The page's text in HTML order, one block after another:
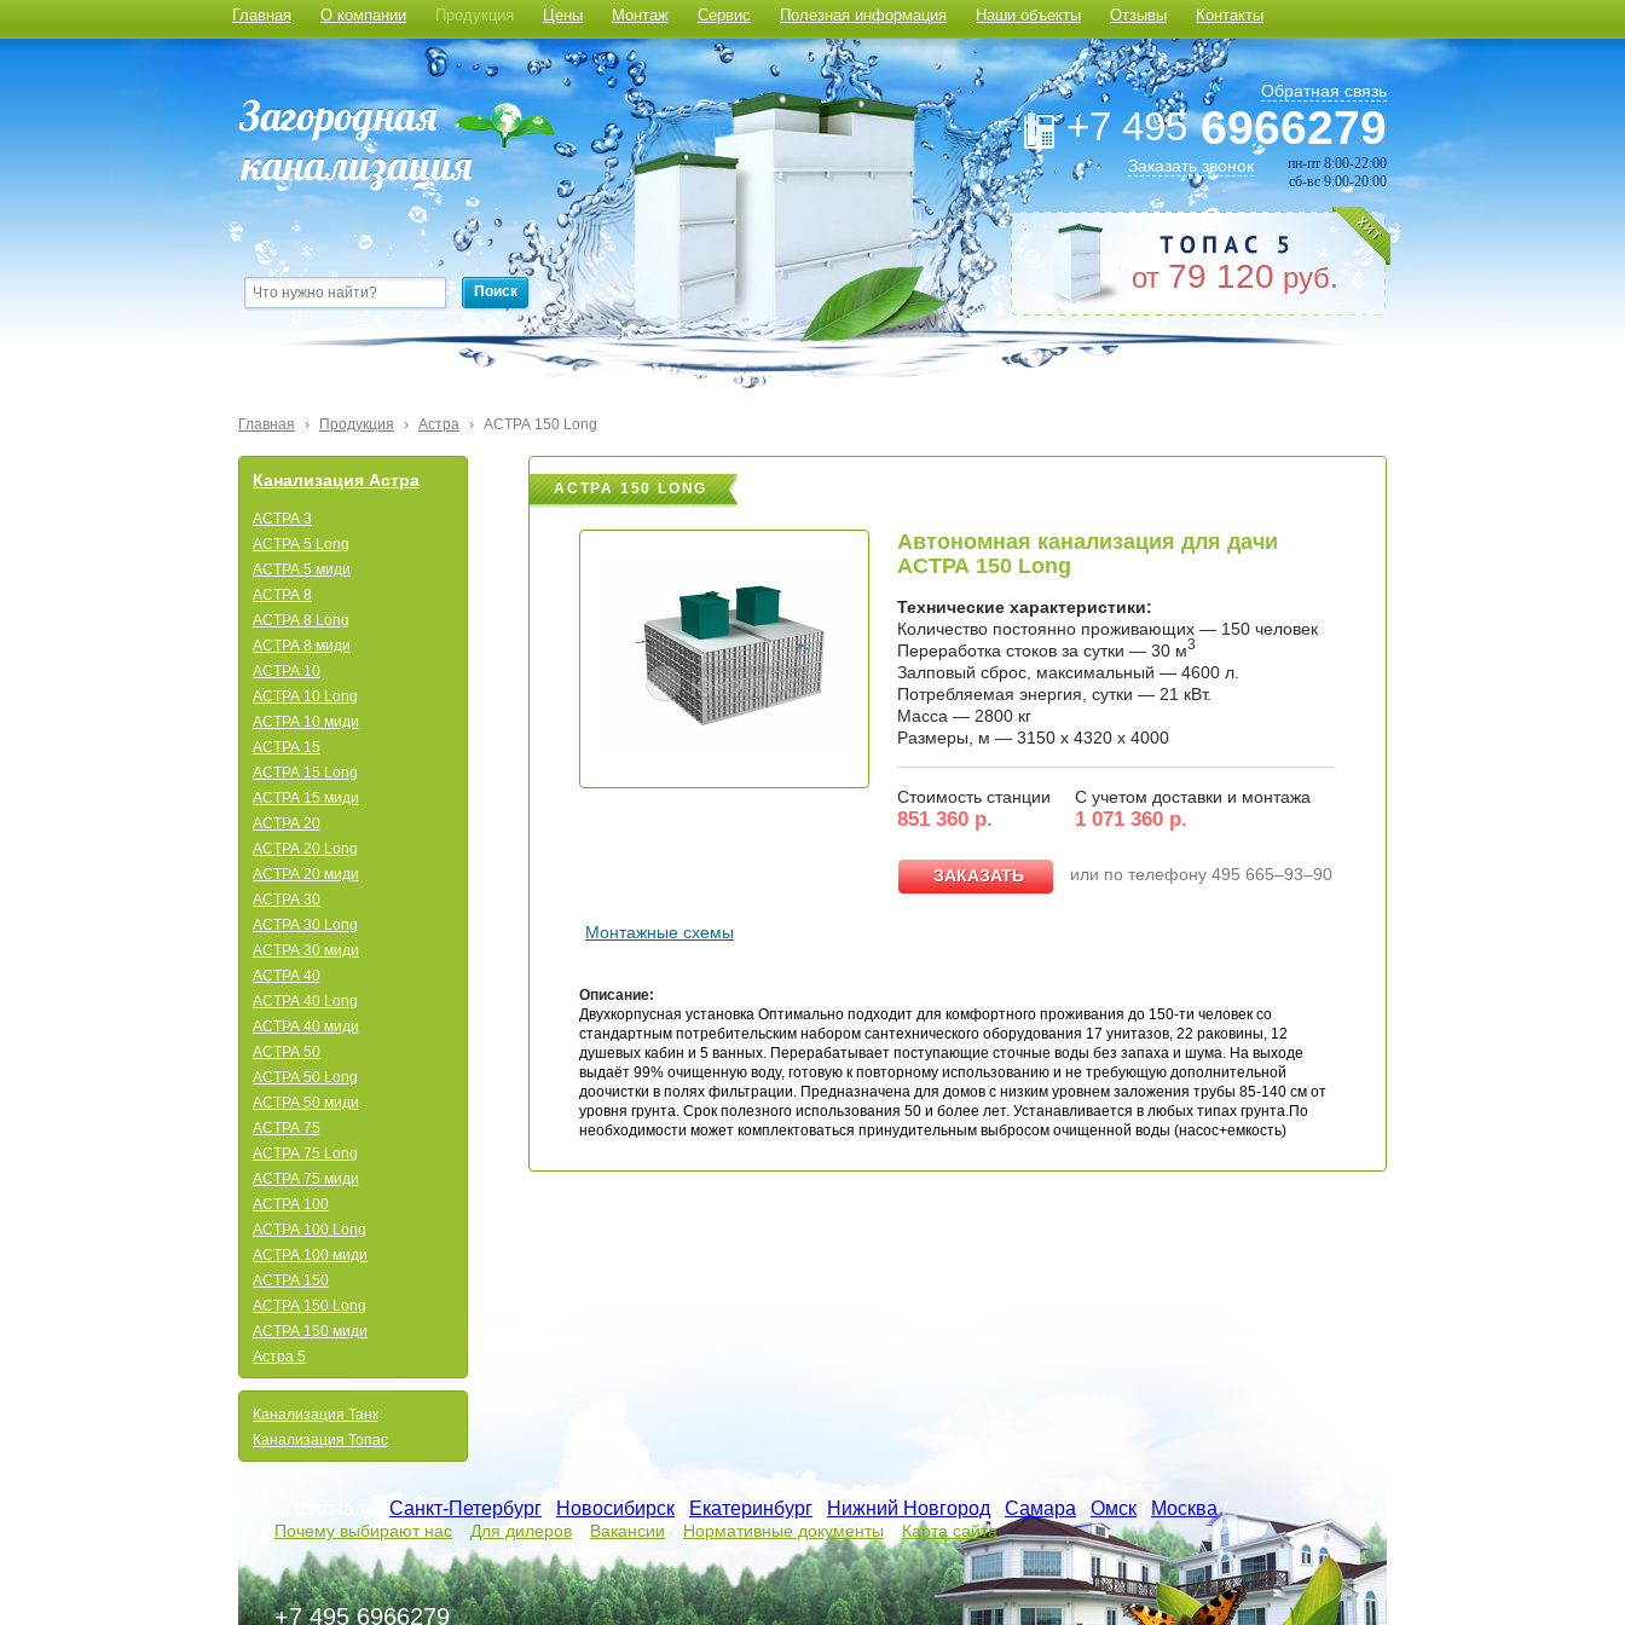
Главная О компании Продукция Цены Монтаж Сервис Полезная информация Наши объекты Отзывы Контакты
Поиск
Обратная связь
+7 4956966279
Заказать звонок
пн-пт 8:00-22:00
сб-вс 9:00-20:00
от 79 120 руб.
Главная › Продукция › Астра › АСТРА 150 Long
Канализация Астра
АСТРА 3
АСТРА 5 Long
АСТРА 5 миди
АСТРА 8
АСТРА 8 Long
АСТРА 8 миди
АСТРА 10
АСТРА 10 Long
АСТРА 10 миди
АСТРА 15
АСТРА 15 Long
АСТРА 15 миди
АСТРА 20
АСТРА 20 Long
АСТРА 20 миди
АСТРА 30
АСТРА 30 Long
АСТРА 30 миди
АСТРА 40
АСТРА 40 Long
АСТРА 40 миди
АСТРА 50
АСТРА 50 Long
АСТРА 50 миди
АСТРА 75
АСТРА 75 Long
АСТРА 75 миди
АСТРА 100
АСТРА 100 Long
АСТРА 100 миди
АСТРА 150
АСТРА 150 Long
АСТРА 150 миди
Астра 5
Канализация Танк
Канализация Топас
АСТРА 150 LONG
Автономная канализация для дачи
АСТРА 150 Long
Технические характеристики:
Количество постоянно проживающих — 150 человек
Переработка стоков за сутки — 30 м3
Залповый сброс, максимальный — 4600 л.
Потребляемая энергия, сутки — 21 кВт.
Масса — 2800 кг
Размеры, м — 3150 x 4320 x 4000
Стоимость станции С учетом доставки и монтажа
851 360 р. 1 071 360 р.
ЗАКАЗАТЬ
ЗАКАЗАТЬ или по телефону 495 665–93–90
Монтажные схемы
Описание:
Двухкорпусная установка Оптимально подходит для комфортного проживания до 150-ти человек со
стандартным потребительским набором сантехнического оборудования 17 унитазов, 22 раковины, 12
душевых кабин и 5 ванных. Перерабатывает поступающие сточные воды без запаха и шума. На выходе
выдаёт 99% очищенную воду, готовую к повторному использованию и не требующую дополнительной
доочистки в полях фильтрации. Предназначена для домов с низким уровнем заложения трубы 85-140 см от
уровня грунта. Срок полезного использования 50 и более лет. Устанавливается в любых типах грунта.По
необходимости может комплектоваться принудительным выбросом очищенной воды (насос+емкость)
Санкт-Петербург Новосибирск Екатеринбург Нижний Новгород Самара Омск Москва/
Почему выбирают нас Для дилеров Вакансии Нормативные документы Карта сайта
+7 495 6966279